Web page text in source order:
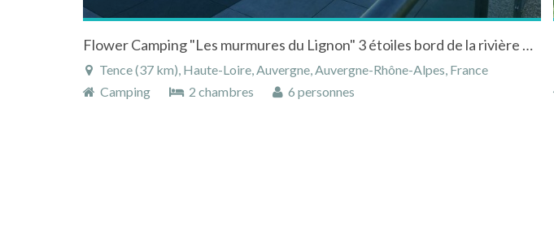
Flower Camping "Les murmures du Lignon" 3 étoiles bord de la rivière Haute Loire
Tence (37 km), Haute-Loire, Auvergne, Auvergne-Rhône-Alpes, France
Camping
2 chambres 6 personnes